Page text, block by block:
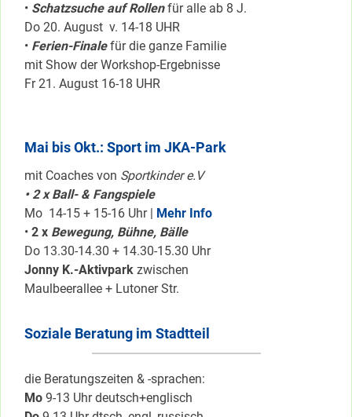
• Schatzsuche auf Rollenfür alle ab 8 J.
Do 20. August v. 14-18 UHR
• Ferien-Finalefür die ganze Familie
mit Show der Workshop-Ergebnisse
Fr 21. August 16-18 UHR
Mai bis Okt.: Sport im JKA-Park
mit Coaches von Sportkinder e.V
• 2 x Ball- & Fangspiele
Mo 14-15 + 15-16 Uhr | Mehr Info
• 2 x Bewegung, Bühne, Bälle
Do 13.30-14.30 + 14.30-15.30 Uhr
Jonny K.-Aktivpark zwischen
Maulbeerallee + Lutoner Str.
Soziale Beratung im Stadtteil
die Beratungszeiten & -sprachen:
Mo 9-13 Uhr deutsch+englisch